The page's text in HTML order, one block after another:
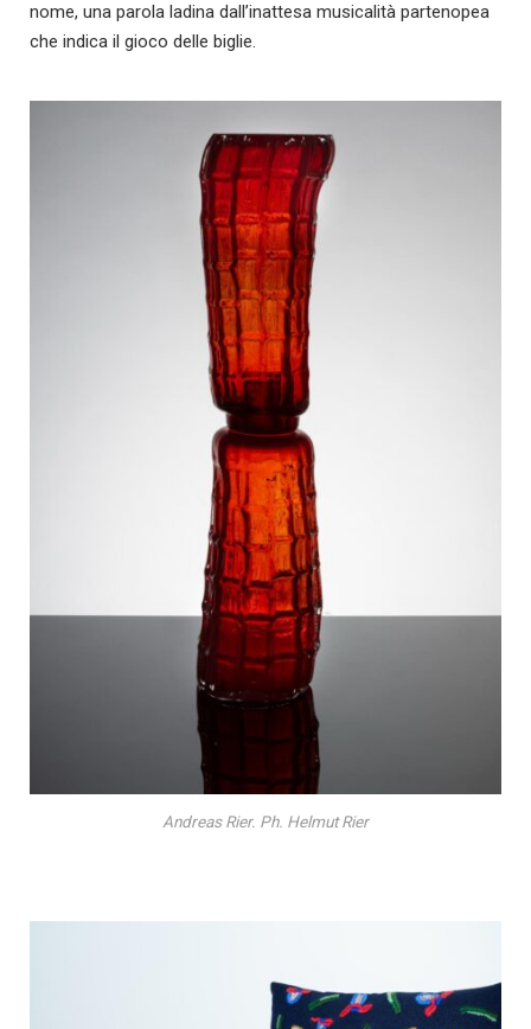
nome, una parola ladina dall’inattesa musicalità partenopea
che indica il gioco delle biglie.
Andreas Rier. Ph. Helmut Rier